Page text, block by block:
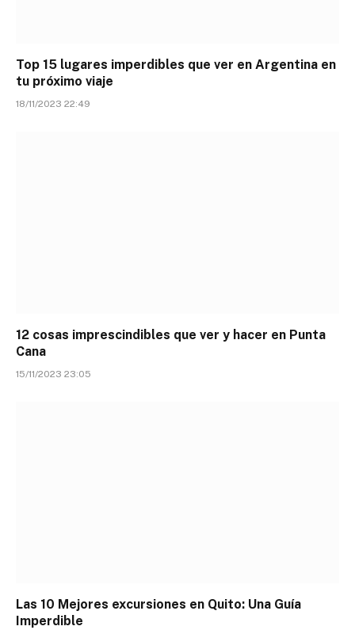
Top 15 lugares imperdibles que ver en Argentina en
tu próximo viaje
18/11/2023 22:49
12 cosas imprescindibles que ver y hacer en Punta
Cana
15/11/2023 23:05
Las 10 Mejores excursiones en Quito: Una Guía
Imperdible